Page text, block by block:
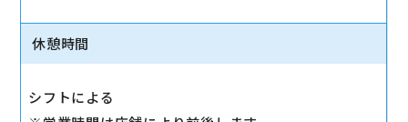
休憩時間
シフトによる